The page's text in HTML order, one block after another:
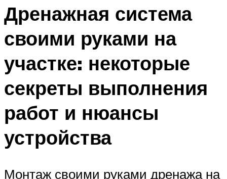
Дренажная система
своими руками на
участке: некоторые
секреты выполнения
работ и нюансы
устройства
Монтаж своими руками дренажа на